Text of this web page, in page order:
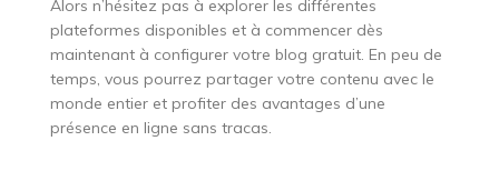
Alors n’hésitez pas à explorer les différentes
plateformes disponibles et à commencer dès
maintenant à configurer votre blog gratuit. En peu de
temps, vous pourrez partager votre contenu avec le
monde entier et profiter des avantages d’une
présence en ligne sans tracas.